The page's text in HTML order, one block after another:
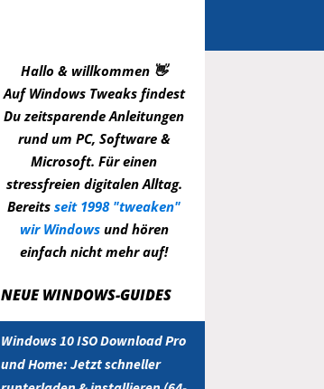
Hallo & willkommen 👋
Auf Windows Tweaks findest
Du zeitsparende Anleitungen
rund um PC, Software &
Microsoft. Für einen
stressfreien digitalen Alltag.
Bereits seit 1998 "tweaken"
wir Windowsund hören
einfach nicht mehr auf!
NEUE WINDOWS-GUIDES
Windows 10 ISO Download Pro
und Home: Jetzt schneller